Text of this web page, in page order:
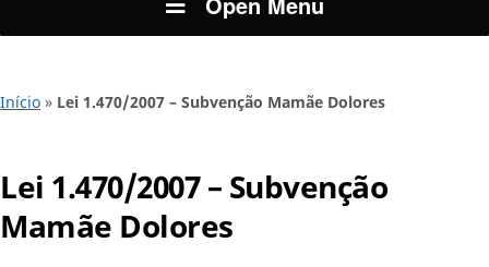
Início » Lei 1.470/2007 – Subvenção Mamãe Dolores
Lei 1.470/2007 – Subvenção
Mamãe Dolores